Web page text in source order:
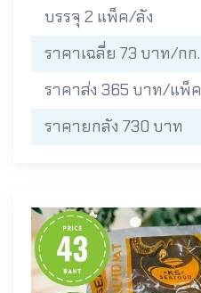
บรรจุ 2 แพ็ค/ลัง
ราคาเฉลี่ย 73 บาท/กก.
ราคาส่ง 365 บาท/แพ็ค
ราคายกลัง 730 บาท